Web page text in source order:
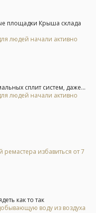
площадки Крыша склада
людей начали активно
сплит систем, даже...
людей начали активно
избавиться от 7
как то так
воду из воздуха